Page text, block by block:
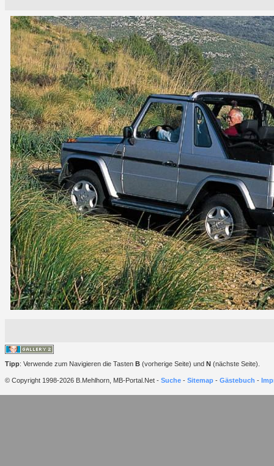
Tipp: Verwende zum Navigieren die Tasten B (vorherige Seite) und N (nächste Seite).
© Copyright 1998-2026 B.Mehlhorn, MB-Portal.Net - Suche - Sitemap - Gästebuch -